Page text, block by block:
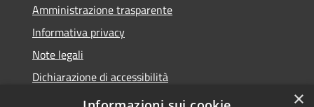
Amministrazione trasparente
Informativa privacy
Note legali
Dichiarazione di accessibilità
Dichiarazione di accessibilità APP Municipium
×